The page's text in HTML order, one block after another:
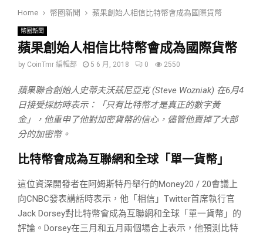
Home 幣圈新聞 蘋果創始人相信比特幣會成為國際貨幣
幣圈新聞
蘋果創始人相信比特幣會成為國際貨幣
by CoinTmr 編輯部 5 6 月, 2018 0 2550
蘋果聯合創始人史蒂夫沃茲尼亞克 (Steve Wozniak) 在6月4
日接受採訪時表示：「只有比特幣才是真正的數字黃
金」，他重申了他對加密貨幣的信心，儘管他賣掉了大部
分的加密幣。
比特幣會成為互聯網和全球「單一貨幣」
這位資深開發者在阿姆斯特丹舉行的Money20 / 20會議上
向CNBC發表講話時表示，他「相信」Twitter首席執行官
Jack Dorsey對比特幣會成為互聯網和全球「單一貨幣」的
評論。Dorsey在三月和五月兩個場合上表示，他預測比特